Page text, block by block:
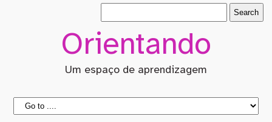
Orientando
Um espaço de aprendizagem